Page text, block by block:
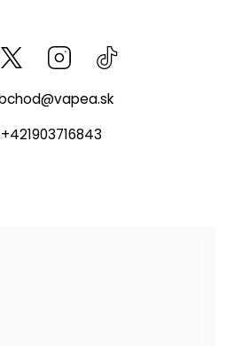
kzifcak85131Instagram
@vapea.sk
+421903716843